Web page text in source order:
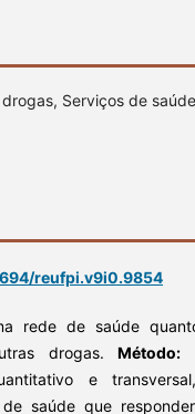
Serviços de
reufpi.v9i0.9854
rede de saúde
drogas. Método:
e
saúde que